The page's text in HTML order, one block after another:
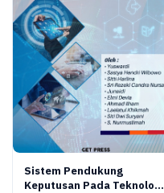
Sistem Pendukung
Keputusan Pada Teknologi